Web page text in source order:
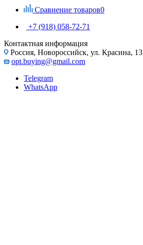
Сравнение товаров0
+7 (918) 058-72-71
Контактная информация
Россия, Новороссийск, ул. Красина, 13
opt.buying@gmail.com
Telegram
WhatsApp